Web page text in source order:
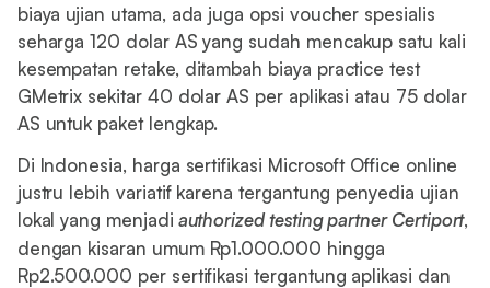
biaya ujian utama, ada juga opsi voucher spesialis
seharga 120 dolar AS yang sudah mencakup satu kali
kesempatan retake, ditambah biaya practice test
GMetrix sekitar 40 dolar AS per aplikasi atau 75 dolar
AS untuk paket lengkap.
Di Indonesia, harga sertifikasi Microsoft Office online
justru lebih variatif karena tergantung penyedia ujian
lokal yang menjadi authorized testing partner Certiport,
dengan kisaran umum Rp1.000.000 hingga
Rp2.500.000 per sertifikasi tergantung aplikasi dan